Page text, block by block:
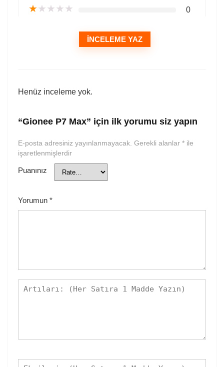
★★★★★ 0
İNCELEME YAZ
Henüz inceleme yok.
“Gionee P7 Max” için ilk yorumu siz yapın
E-posta adresiniz yayınlanmayacak. Gerekli alanlar * ile
işaretlenmişlerdir
Puanınız
Yorumun *